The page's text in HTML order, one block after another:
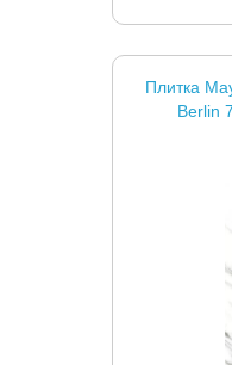
Плитка
Berlin